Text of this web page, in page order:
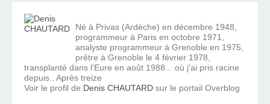
Né à Privas (Ardèche) en décembre 1948,
programmeur à Paris en octobre 1971,
analyste programmeur à Grenoble en 1975,
prêtre à Grenoble le 4 février 1978,
transplanté dans l'Eure en août 1988... où j'ai pris racine
depuis.. Après treize
Voir le profil de Denis CHAUTARD sur le portail Overblog